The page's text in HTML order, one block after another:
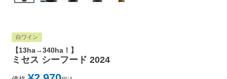
白ワイン
【13ha→340ha！】
ミセス シーフード 2024